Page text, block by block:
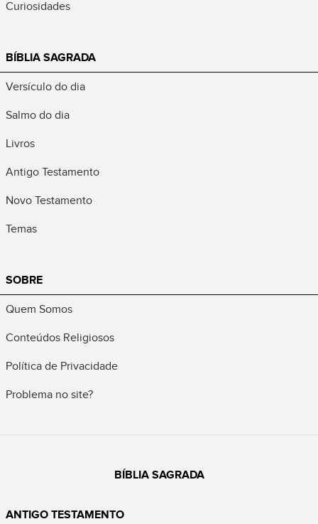
Curiosidades
BÍBLIA SAGRADA
Versículo do dia
Salmo do dia
Livros
Antigo Testamento
Novo Testamento
Temas
SOBRE
Quem Somos
Conteúdos Religiosos
Política de Privacidade
Problema no site?
BÍBLIA SAGRADA
ANTIGO TESTAMENTO